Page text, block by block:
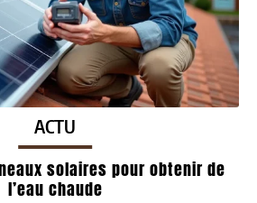
ACTU
solaires pour obtenir de
l’eau chaude